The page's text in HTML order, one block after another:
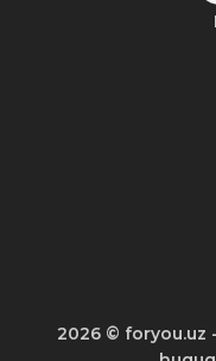
2026© foryou.uz -